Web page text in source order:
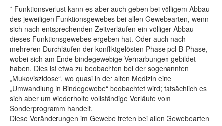
* Funktionsverlust kann es aber auch geben bei völligem Abbau
des jeweiligen Funktionsgewebes bei allen Gewebearten, wenn
sich nach entsprechenden Zeitverläufen ein völliger Abbau
dieses Funktionsgewebes ergeben hat. Oder auch nach
mehreren Durchläufen der konfliktgelösten Phase pcl-B-Phase,
wobei sich am Ende bindegewebige Vernarbungen gebildet
haben. Dies ist etwa zu beobachten bei der sogenannten
„Mukoviszidose“, wo quasi in der alten Medizin eine
„Umwandlung in Bindegewebe“ beobachtet wird; tatsächlich es
sich aber um wiederholte vollständige Verläufe vom
Sonderprogramm handelt.
Diese Veränderungen im Gewebe treten bei allen Gewebearten